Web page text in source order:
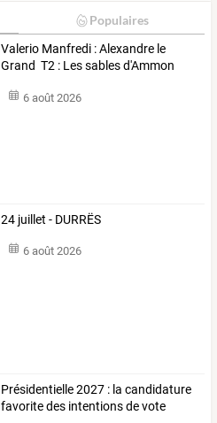
Populaires
Valerio Manfredi : Alexandre le
Grand T2 : Les sables d'Ammon
6 août 2026
24 juillet - DURRËS
6 août 2026
Présidentielle 2027 : la candidature
favorite des intentions de vote